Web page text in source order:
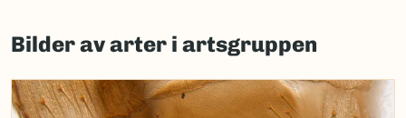
load
map.
Bilder av arter i artsgruppen